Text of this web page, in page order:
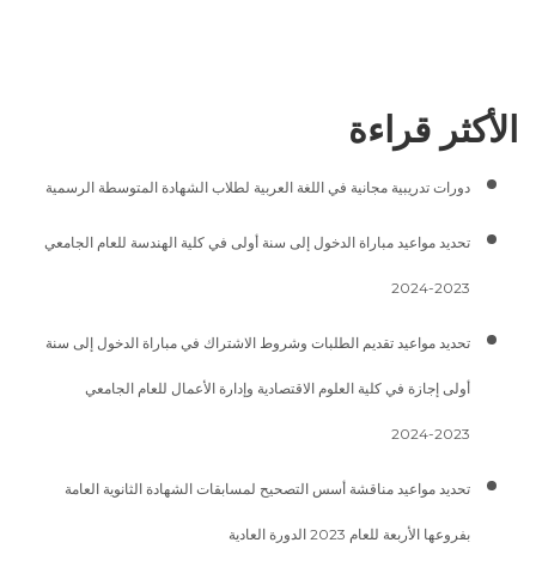
الأكثر قراءة
دورات تدريبية مجانية في اللغة العربية لطلاب الشهادة المتوسطة الرسمية
تحديد مواعيد مباراة الدخول إلى سنة أولى في كلية الهندسة للعام الجامعي
2023-2024
تحديد مواعيد تقديم الطلبات وشروط الاشتراك في مباراة الدخول إلى سنة
أولى إجازة في كلية العلوم الاقتصادية وإدارة الأعمال للعام الجامعي
2023-2024
تحديد مواعيد مناقشة أسس التصحيح لمسابقات الشهادة الثانوية العامة
بفروعها الأربعة للعام 2023 الدورة العادية